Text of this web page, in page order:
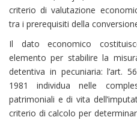
criterio di valutazione
tra i prerequisiti della
Il dato economico
elemento per stabilire la
detentiva in pecuniaria: l’art.
1981 individua nelle
patrimoniali e di vita
criterio di calcolo per